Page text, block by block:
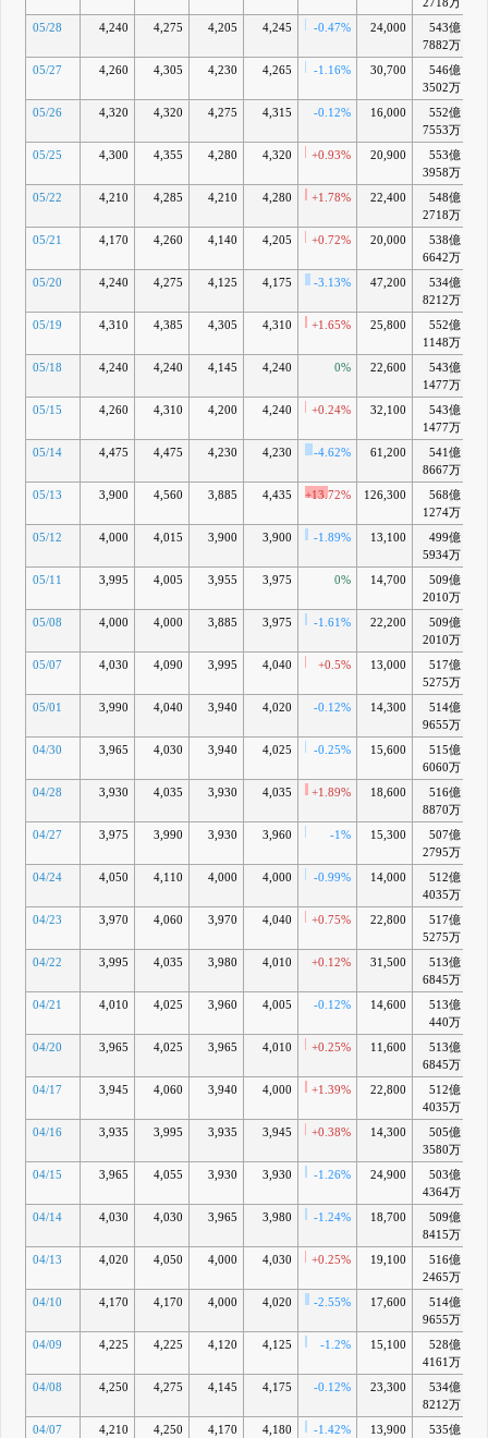
05/28
4,240 4,275 4,205 4,245 -0.47% 24,000
543億
7882万
05/27 4,260 4,305 4,230 4,265 -1.16% 30,700
546億
3502万
05/26 4,320 4,320 4,275 4,315 -0.12% 16,000
552億
7553万
05/25 4,300 4,355 4,280 4,320 +0.93% 20,900
553億
3958万
05/22 4,210 4,285 4,210 4,280 +1.78% 22,400
548億
2718万
05/21 4,170 4,260 4,140 4,205 +0.72% 20,000
538億
6642万
05/20 4,240 4,275 4,125 4,175 -3.13% 47,200
534億
8212万
05/19 4,310 4,385 4,305 4,310 +1.65% 25,800
552億
1148万
05/18 4,240 4,240 4,145 4,240 0% 22,600
543億
1477万
05/15 4,260 4,310 4,200 4,240 +0.24% 32,100
543億
1477万
05/14 4,475 4,475 4,230 4,230 -4.62% 61,200
541億
8667万
05/13 3,900 4,560 3,885 4,435 +13.72% 126,300
568億
1274万
05/12 4,000 4,015 3,900 3,900 -1.89% 13,100
499億
5934万
05/11 3,995 4,005 3,955 3,975 0% 14,700
509億
2010万
05/08 4,000 4,000 3,885 3,975 -1.61% 22,200
509億
2010万
05/07 4,030 4,090 3,995 4,040 +0.5% 13,000
517億
5275万
05/01 3,990 4,040 3,940 4,020 -0.12% 14,300
514億
9655万
04/30 3,965 4,030 3,940 4,025 -0.25% 15,600
515億
6060万
04/28 3,930 4,035 3,930 4,035 +1.89% 18,600
516億
8870万
04/27 3,975 3,990 3,930 3,960 -1% 15,300
507億
2795万
04/24 4,050 4,110 4,000 4,000 -0.99% 14,000
512億
4035万
04/23 3,970 4,060 3,970 4,040 +0.75% 22,800
517億
5275万
04/22 3,995 4,035 3,980 4,010 +0.12% 31,500
513億
6845万
04/21 4,010 4,025 3,960 4,005 -0.12% 14,600
513億
440万
04/20 3,965 4,025 3,965 4,010 +0.25% 11,600
513億
6845万
04/17 3,945 4,060 3,940 4,000 +1.39% 22,800
512億
4035万
04/16 3,935 3,995 3,935 3,945 +0.38% 14,300
505億
3580万
04/15 3,965 4,055 3,930 3,930 -1.26% 24,900
503億
4364万
04/14 4,030 4,030 3,965 3,980 -1.24% 18,700
509億
8415万
04/13 4,020 4,050 4,000 4,030 +0.25% 19,100
516億
2465万
04/10 4,170 4,170 4,000 4,020 -2.55% 17,600
514億
9655万
04/09 4,225 4,225 4,120 4,125 -1.2% 15,100
528億
4161万
04/08 4,250 4,275 4,145 4,175 -0.12% 23,300
534億
8212万
04/07 4,210 4,250 4,170 4,180 -1.42% 13,900
535億